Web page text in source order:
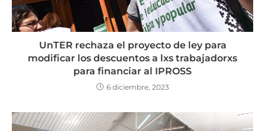
UnTER rechaza el proyecto de ley para
modificar los descuentos a lxs trabajadorxs
para financiar al IPROSS
6 diciembre, 2023